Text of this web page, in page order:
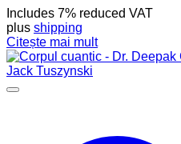
Includes 7% reduced VAT
plus shipping
Citește mai mult